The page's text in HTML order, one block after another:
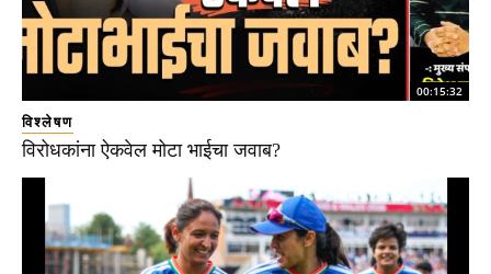
00:15:32
विश्लेषण
विरोधकांना ऐकवेल मोटा भाईचा जवाब?